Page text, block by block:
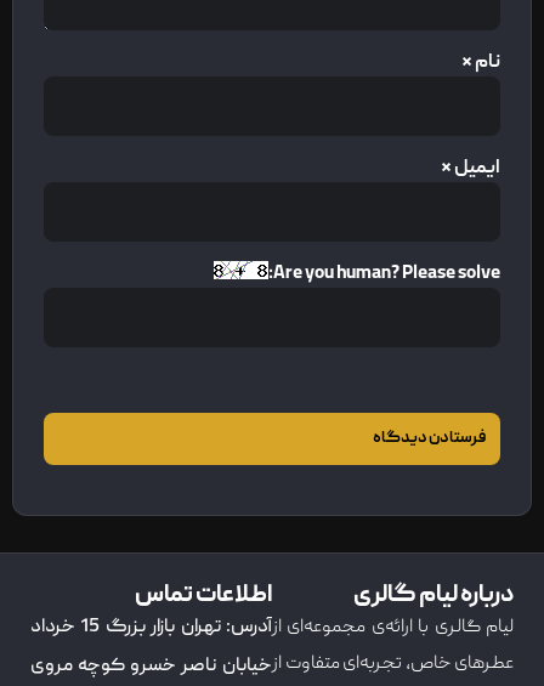
نام*
ایمیل*
Are you human? Please solve:
درباره لیام گالری
لیام گالری با ارائه‌ی مجموعه‌ای از
عطرهای خاص، تجربه‌ای متفاوت از
اطلاعات تماس
آدرس: تهران بازار بزرگ 15 خرداد
خیابان ناصر خسرو کوچه مروی